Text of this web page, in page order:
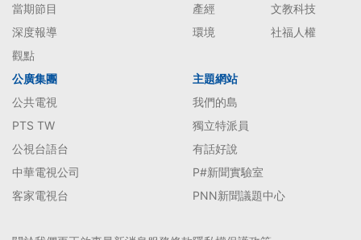
當期節目
深度報導
觀點
產經
文教科技
環境
社福人權
公廣集團
公共電視
PTS TW
公視台語台
中華電視公司
客家電視台
主題網站
我們的島
獨立特派員
有話好說
P#新聞實驗室
PNN新聞議題中心